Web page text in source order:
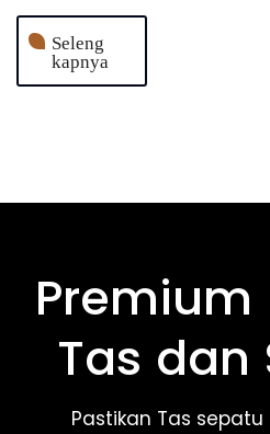
Seleng
kapnya
Premium
Tas dan
Pastikan Tas